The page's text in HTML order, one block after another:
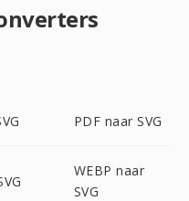
PDF naar SVG
WEBP naar
SVG